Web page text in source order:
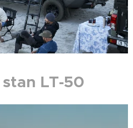
LT-50